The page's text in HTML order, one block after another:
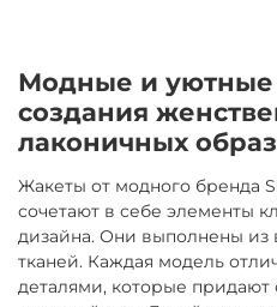
Модные и уютные
создания
лаконичных
Жакеты от модного бренда
сочетают в себе элементы
дизайна. Они выполнены из
тканей. Каждая модель
деталями, которые